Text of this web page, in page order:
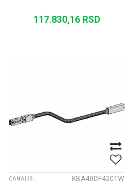
117.830,16 RSD
CANALIS KBA KBA40DF420TW